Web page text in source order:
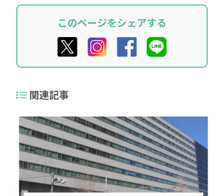
このページをシェアする
関連記事